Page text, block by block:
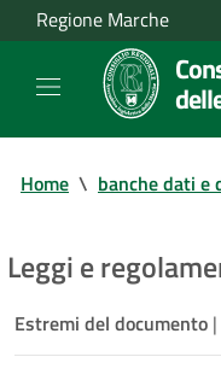
Regione Marche
Home \ banche dati e
Leggi e
Estremi del documento |